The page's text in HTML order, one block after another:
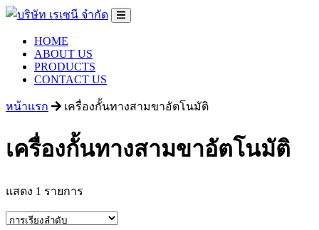
HOME
ABOUT US
PRODUCTS
CONTACT US
หน้าแรก เครื่องกั้นทางสามขาอัตโนมัติ
เครื่องกั้นทางสามขาอัตโนมัติ
แสดง 1 รายการ